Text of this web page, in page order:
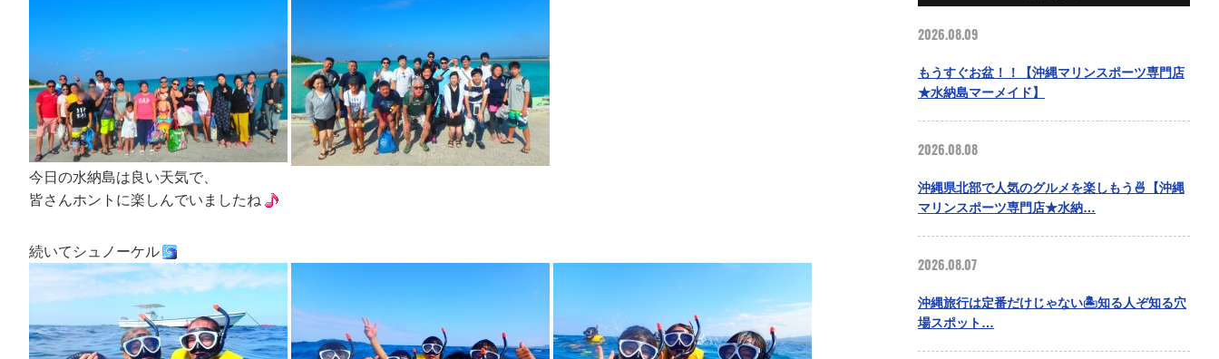
今日の水納島は良い天気で、
皆さんホントに楽しんでいましたね
続いてシュノーケル
2026.08.09
もうすぐお盆！！【沖縄マリンスポーツ専門店
★水納島マーメイド】
2026.08.08
沖縄県北部で人気のグルメを楽しもう🍜【沖縄
マリンスポーツ専門店★水納…
2026.08.07
沖縄旅行は定番だけじゃない🏝️知る人ぞ知る穴
場スポット…